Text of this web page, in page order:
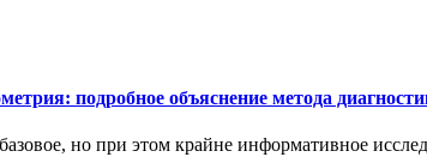
подробное объяснение метода
но при этом крайне информативное